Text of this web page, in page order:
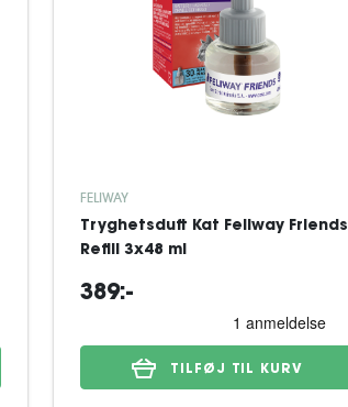
FELIWAY
Tryghetsduft Kat Feliway Friends
Refill 3x48 ml
389:-
TILFØJ TIL KURV